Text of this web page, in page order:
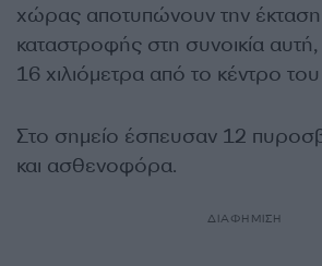
χώρας αποτυπώνουν την
καταστροφής στη συνοικία αυτή,
16 χιλιόμετρα από το κέντρο
Στο σημείο έσπευσαν 12
και ασθενοφόρα.
ΔΙΑΦΗΜΙΣΗ